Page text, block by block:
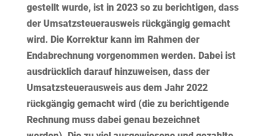
gestellt wurde, ist in 2023 so zu berichtigen, dass
der Umsatzsteuerausweis rückgängig gemacht
wird. Die Korrektur kann im Rahmen der
Endabrechnung vorgenommen werden. Dabei ist
ausdrücklich darauf hinzuweisen, dass der
Umsatzsteuerausweis aus dem Jahr 2022
rückgängig gemacht wird (die zu berichtigende
Rechnung muss dabei genau bezeichnet